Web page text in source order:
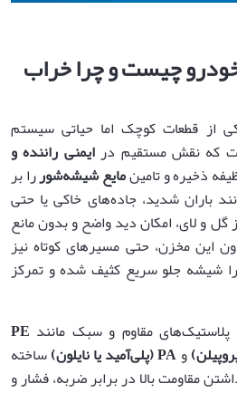
چیست و چرا خراب
از قطعات کوچک اما حیاتی سیستم
که نقش مستقیم درایمنی راننده و
ذخیره و تامینمایع شیشه‌شوررا بر
باران شدید، جاده‌های خاکی یا حتی
گل و لای، امکان دید واضح و بدون مانع
این مخزن، حتی مسیرهای کوتاه نیز
شیشه جلو سریع کثیف شده و تمرکز
مقاوم و سبک مانند PE
)وPA ( پلی‌آمید یا نایلون)ساخته
مقاومت بالا در برابر ضربه، فشار و